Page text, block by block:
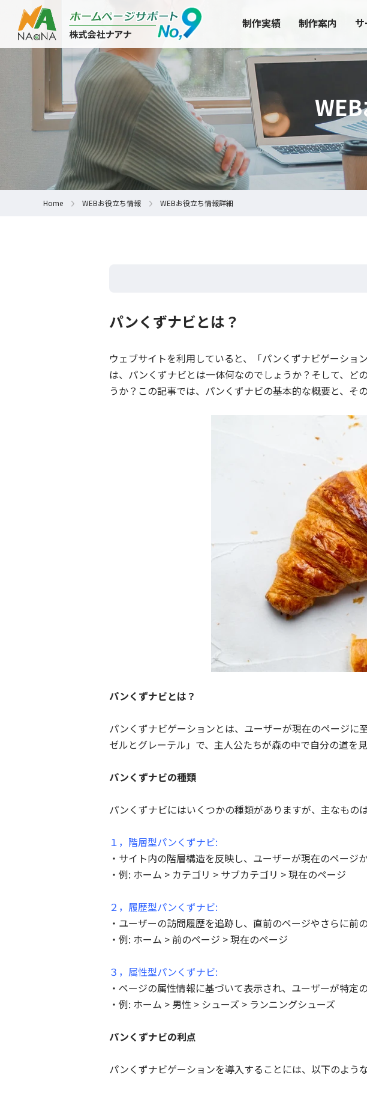
制作実績 制作案内
Home WEBお役立ち情報 WEBお役立ち情報詳細
パンくずナビとは？
ウェブサイトを利用していると、「パンくずナビゲーシ
は、パンくずナビとは一体何なのでしょうか？そして、ど
うか？この記事では、パンくずナビの基本的な概要と、そ
パンくずナビとは？
パンくずナビゲーションとは、ユーザーが現在のページに
ゼルとグレーテル」で、主人公たちが森の中で自分の道を
パンくずナビの種類
パンくずナビにはいくつかの種類がありますが、主なものは
１，階層型パンくずナビ:
・サイト内の階層構造を反映し、ユーザーが現在のページ
・例: ホーム > カテゴリ > サブカテゴリ > 現在のページ
２，履歴型パンくずナビ:
・ユーザーの訪問履歴を追跡し、直前のページやさらに前
・例: ホーム > 前のページ > 現在のページ
３，属性型パンくずナビ:
・ページの属性情報に基づいて表示され、ユーザーが特定
・例: ホーム > 男性 > シューズ > ランニングシューズ
パンくずナビの利点
パンくずナビゲーションを導入することには、以下のよう